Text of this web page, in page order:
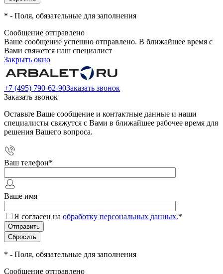
* - Поля, обязательные для заполнения
Сообщение отправлено
Ваше сообщение успешно отправлено. В ближайшее время с
Вами свяжется наш специалист
Закрыть окно
+7 (495) 790-62-90Заказать звонок
Заказать звонок
Оставьте Ваше сообщение и контактные данные и наши
специалисты свяжутся с Вами в ближайшее рабочее время для
решения Вашего вопроса.
Ваш телефон*
Ваше имя
Я согласен на обработку персональных данных.*
* - Поля, обязательные для заполнения
Сообщение отправлено